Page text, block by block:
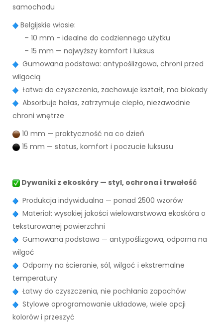
samochodu
Belgijskie włosie:
– 10 mm - idealne do codziennego użytku
– 15 mm — najwyższy komfort i luksus
Gumowana podstawa: antypoślizgowa, chroni przed
wilgocią
Łatwa do czyszczenia, zachowuje kształt, ma blokady
Absorbuje hałas, zatrzymuje ciepło, niezawodnie
chroni wnętrze
10 mm — praktyczność na co dzień
15 mm — status, komfort i poczucie luksusu
Dywaniki z ekoskóry — styl, ochrona i trwałość
Produkcja indywidualna — ponad 2500 wzorów
Materiał: wysokiej jakości wielowarstwowa ekoskóra o
teksturowanej powierzchni
Gumowana podstawa — antypoślizgowa, odporna na
wilgoć
Odporny na ścieranie, sól, wilgoć i ekstremalne
temperatury
Łatwy do czyszczenia, nie pochłania zapachów
Stylowe oprogramowanie układowe, wiele opcji
kolorów i przeszyć